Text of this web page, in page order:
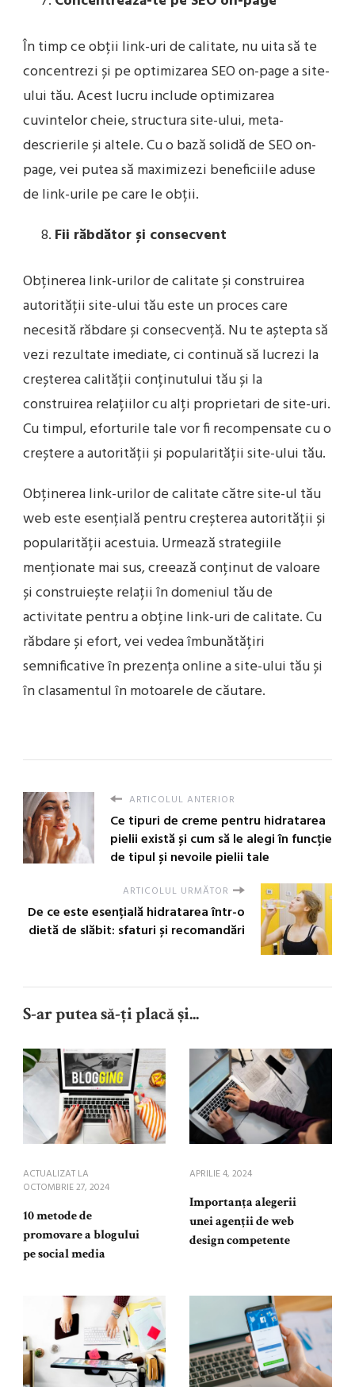
În timp ce obții link-uri de calitate, nu uita să te
concentrezi și pe optimizarea SEO on-page a site-
ului tău. Acest lucru include optimizarea
cuvintelor cheie, structura site-ului, meta-
descrierile și altele. Cu o bază solidă de SEO on-
page, vei putea să maximizezi beneficiile aduse
de link-urile pe care le obții.
Fii răbdător și consecvent
Obținerea link-urilor de calitate și construirea
autorității site-ului tău este un proces care
necesită răbdare și consecvență. Nu te aștepta să
vezi rezultate imediate, ci continuă să lucrezi la
creșterea calității conținutului tău și la
construirea relațiilor cu alți proprietari de site-uri.
Cu timpul, eforturile tale vor fi recompensate cu o
creștere a autorității și popularității site-ului tău.
Obținerea link-urilor de calitate către site-ul tău
web este esențială pentru creșterea autorității și
popularității acestuia. Urmează strategiile
menționate mai sus, creează conținut de valoare
și construiește relații în domeniul tău de
activitate pentru a obține link-uri de calitate. Cu
răbdare și efort, vei vedea îmbunătățiri
semnificative în prezența online a site-ului tău și
în clasamentul în motoarele de căutare.
ARTICOLUL ANTERIOR
Ce tipuri de creme pentru hidratarea
pielii există și cum să le alegi în funcție
de tipul și nevoile pielii tale
ARTICOLUL URMĂTOR
De ce este esențială hidratarea într-o
dietă de slăbit: sfaturi și recomandări
S-ar putea să-ți placă și...
ACTUALIZAT LA
OCTOMBRIE 27, 2024
10 metode de
promovare a blogului
pe social media
APRILIE 4, 2024
Importanța alegerii
unei agenții de web
design competente